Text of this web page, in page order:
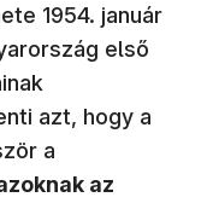
1954. január
első
azt, hogy a
a
az